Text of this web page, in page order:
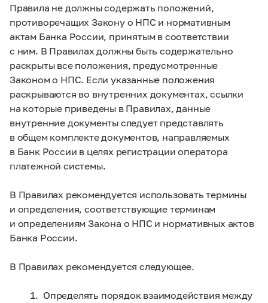
Правила не должны содержать положений,
противоречащих Закону о НПС и нормативным
актам Банка России, принятым в соответствии
с ним. В Правилах должны быть содержательно
раскрыты все положения, предусмотренные
Законом о НПС. Если указанные положения
раскрываются во внутренних документах, ссылки
на которые приведены в Правилах, данные
внутренние документы следует представлять
в общем комплекте документов, направляемых
в Банк России в целях регистрации оператора
платежной системы.
В Правилах рекомендуется использовать термины
и определения, соответствующие терминам
и определениям Закона о НПС и нормативных актов
Банка России.
В Правилах рекомендуется следующее.
Определять порядок взаимодействия между